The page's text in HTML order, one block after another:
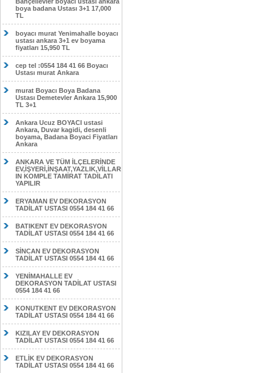
boya badana Ustası 3+1 17,000
TL
boyacı murat Yenimahalle boyacı
ustası ankara 3+1 ev boyama
fiyatları 15,950 TL
cep tel :0554 184 41 66 Boyacı
Ustası murat Ankara
murat Boyacı Boya Badana
Ustası Demetevler Ankara 15,900
TL 3+1
Ankara Ucuz BOYACI ustasi
Ankara, Duvar kagidi, desenli
boyama, Badana Boyaci Fiyatları
Ankara
ANKARA VE TÜM İLÇELERİNDE
EV,İŞYERİ,İNŞAAT,YAZLIK,VİLLAR
IN KOMPLE TAMİRAT TADİLATI
YAPILIR
ERYAMAN EV DEKORASYON
TADİLAT USTASI 0554 184 41 66
BATIKENT EV DEKORASYON
TADİLAT USTASI 0554 184 41 66
SİNCAN EV DEKORASYON
TADİLAT USTASI 0554 184 41 66
YENİMAHALLE EV
DEKORASYON TADİLAT USTASI
0554 184 41 66
KONUTKENT EV DEKORASYON
TADİLAT USTASI 0554 184 41 66
KIZILAY EV DEKORASYON
TADİLAT USTASI 0554 184 41 66
ETLİK EV DEKORASYON
TADİLAT USTASI 0554 184 41 66